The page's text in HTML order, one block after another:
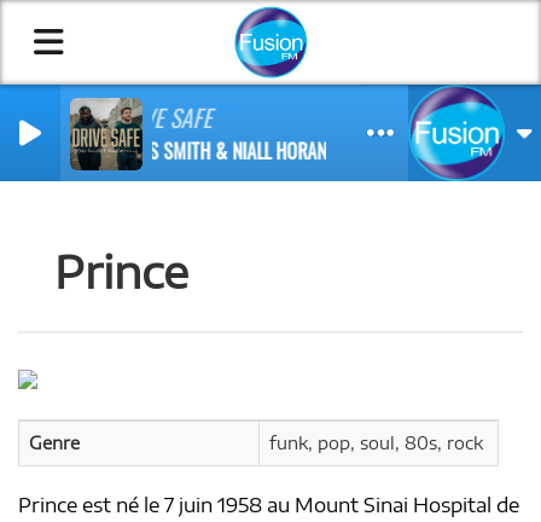
DRIVE SAFE
MYLES SMITH & NIALL HORAN
Prince
Genre funk, pop, soul, 80s, rock
Prince est né le 7 juin 1958 au Mount Sinai Hospital de